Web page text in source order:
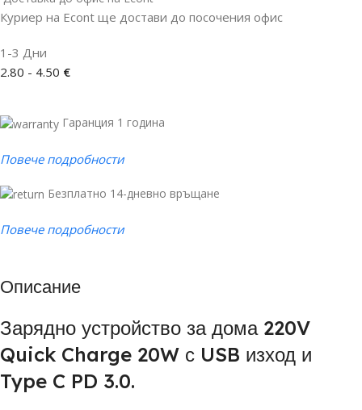
Куриер на Econt ще достави до посочения офис
1-3 Дни
2.80 - 4.50 €
Гаранция 1 година
Повече подробности
Безплатно 14-дневно връщане
Повече подробности
Описание
Зарядно устройство за дома 220V
Quick Charge 20W с USB изход и
Type C PD 3.0.